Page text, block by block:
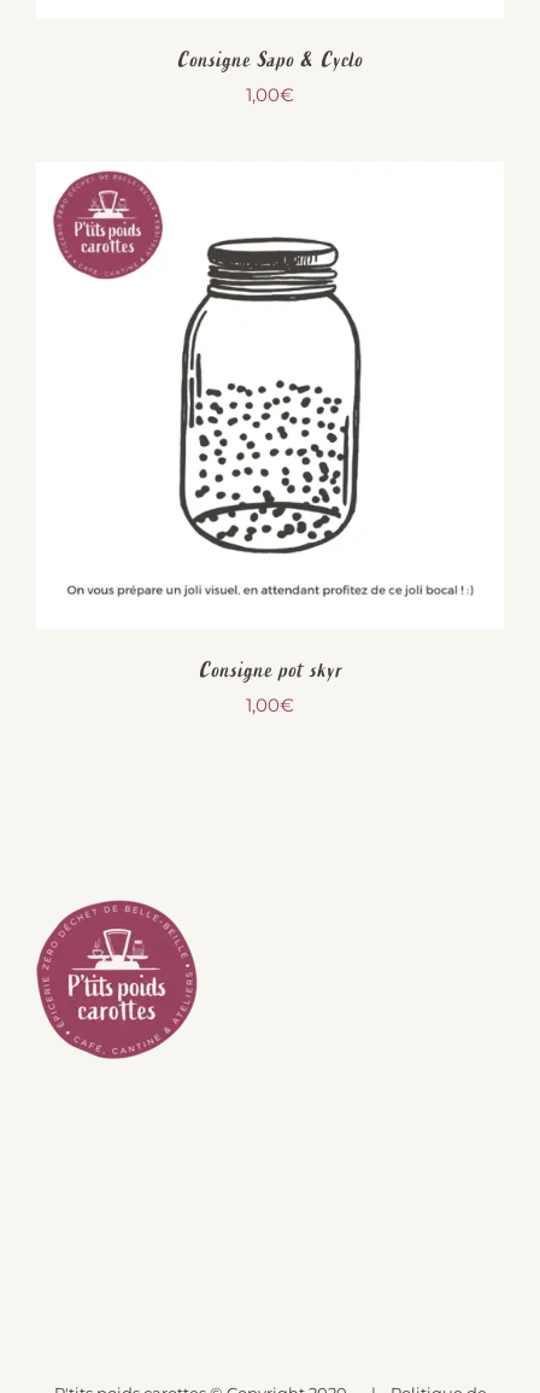
Consigne Sapo & Cyclo
1,00€
Consigne pot skyr
1,00€